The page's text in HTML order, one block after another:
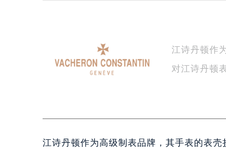
江诗丹顿作
对江诗丹顿
江诗丹顿作为高级制表品牌，其手表的表